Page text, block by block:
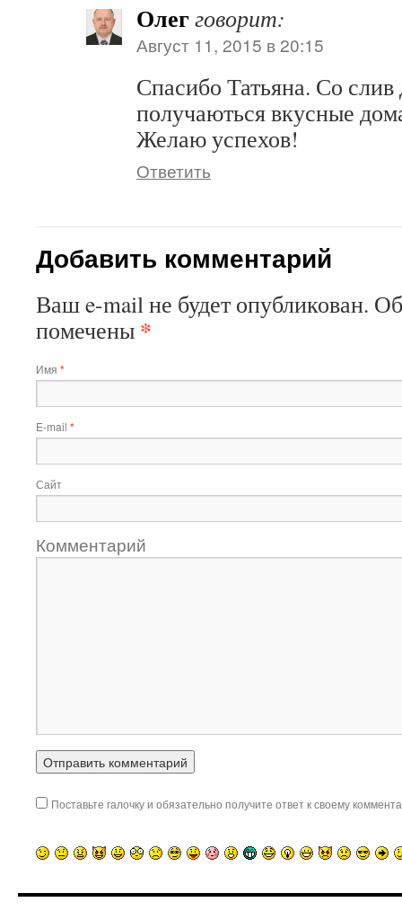
Олегговорит:
Август 11, 2015 в 20:15
Спасибо Татьяна. Со слив
получаються вкусные
Желаю успехов!
Ответить
Добавить комментарий
Ваш e-mail не будет опубликован.
помечены *
Имя *
E-mail *
Сайт
Комментарий
Поставьте галочку и обязательно получите ответ к своему